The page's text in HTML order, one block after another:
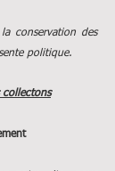
conservation des
politique.
collectons